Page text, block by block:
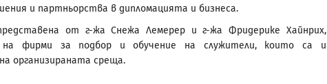
и партньорства в дипломацията и бизнеса.
от г-жа Снежа Лемерер и г-жа Фридерике Хайнрих,
на фирми за подбор и обучение на служители, които са и
организираната среща.